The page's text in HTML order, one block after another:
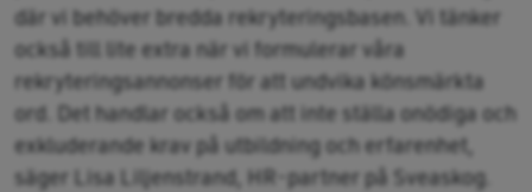
där vi behöver bredda rekryteringsbasen. Vi tänker
också till lite extra när vi formulerar våra
rekryteringsannonser för att undvika könsmärkta
ord. Det handlar också om att inte ställa onödiga och
exkluderande krav på utbildning och erfarenhet,
säger Lisa Liljenstrand, HR-partner på Sveaskog.